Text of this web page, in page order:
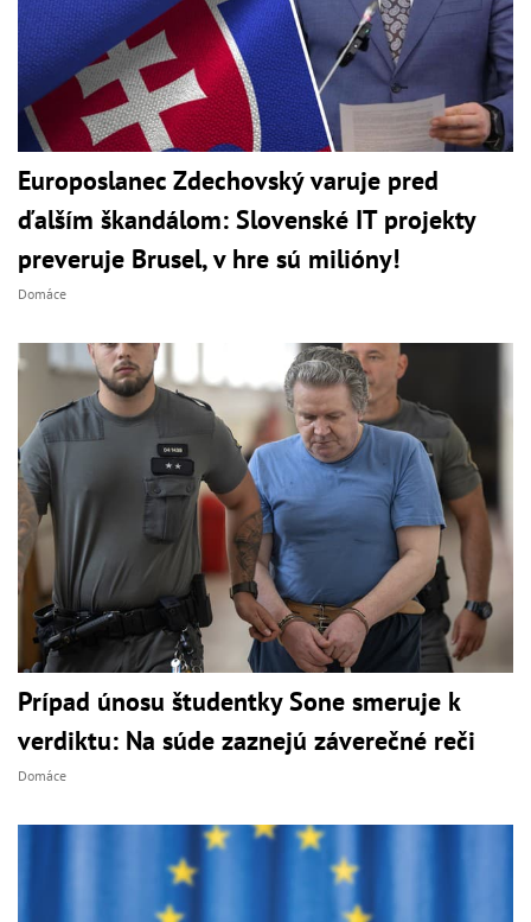
Europoslanec Zdechovský varuje pred
ďalším škandálom: Slovenské IT projekty
preveruje Brusel, v hre sú milióny!
Domáce
Prípad únosu študentky Sone smeruje k
verdiktu: Na súde zaznejú záverečné reči
Domáce